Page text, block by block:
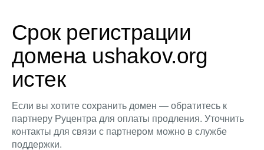
Срок регистрации
домена ushakov.org
истек
Если вы хотите сохранить домен — обратитесь к
партнеру Руцентра для оплаты продления. Уточнить
контакты для связи с партнером можно в службе
поддержки.